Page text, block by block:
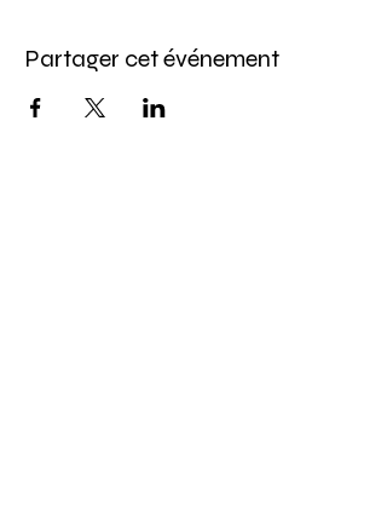
Partager cet événement